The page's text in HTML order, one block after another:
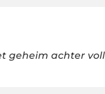
geheim achter